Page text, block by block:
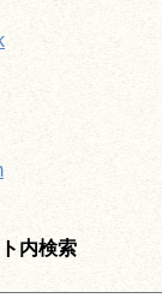
内検索